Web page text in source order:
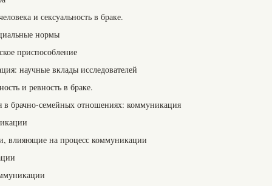
и сексуальность в браке.
нормы
приспособление
научные вклады исследователей
и ревность в браке.
в брачно-семейных отношениях: коммуникация
влияющие на процесс коммуникации